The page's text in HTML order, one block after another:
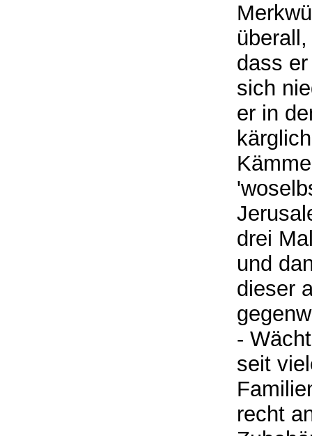
dass
sich
er in
drei
und
dieser
-
seit
recht